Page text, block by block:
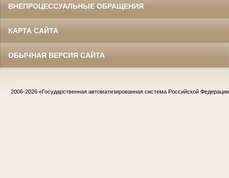
ВНЕПРОЦЕССУАЛЬНЫЕ ОБРАЩЕНИЯ
КАРТА САЙТА
ОБЫЧНАЯ ВЕРСИЯ САЙТА
2006-2026 «Государственная автоматизированная система Российской